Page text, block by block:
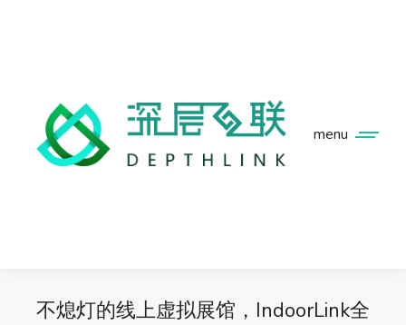
menu
不熄灯的线上虚拟展馆，IndoorLink全